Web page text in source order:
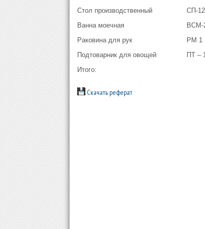
Стол производственный
СП-
Ванна моечная
ВСМ-
Раковина для рук
РМ 1
Подтоварник для овощей
ПТ –
Итого:
Скачать реферат